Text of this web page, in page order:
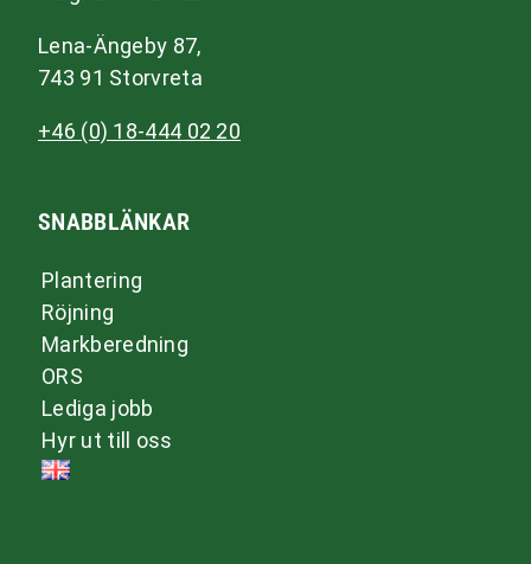
Lena-Ängeby 87,
743 91 Storvreta
+46 (0) 18-444 02 20
SNABBLÄNKAR
Plantering
Röjning
Markberedning
ORS
Lediga jobb
Hyr ut till oss